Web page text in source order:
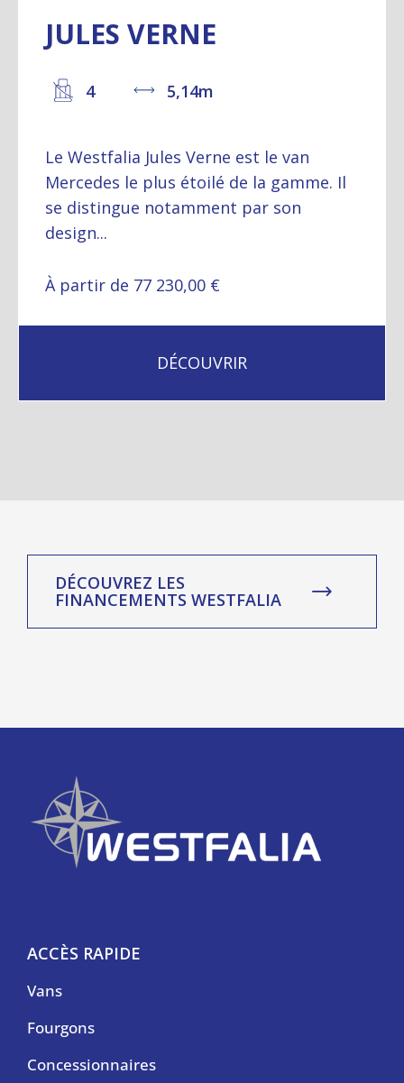
JULES VERNE
4 5,14m
Le Westfalia Jules Verne est le van
Mercedes le plus étoilé de la gamme. Il
se distingue notamment par son
design...
À partir de 77 230,00 €
DÉCOUVRIR
DÉCOUVREZ LES
FINANCEMENTS WESTFALIA
ACCÈS RAPIDE
Vans
Fourgons
Concessionnaires